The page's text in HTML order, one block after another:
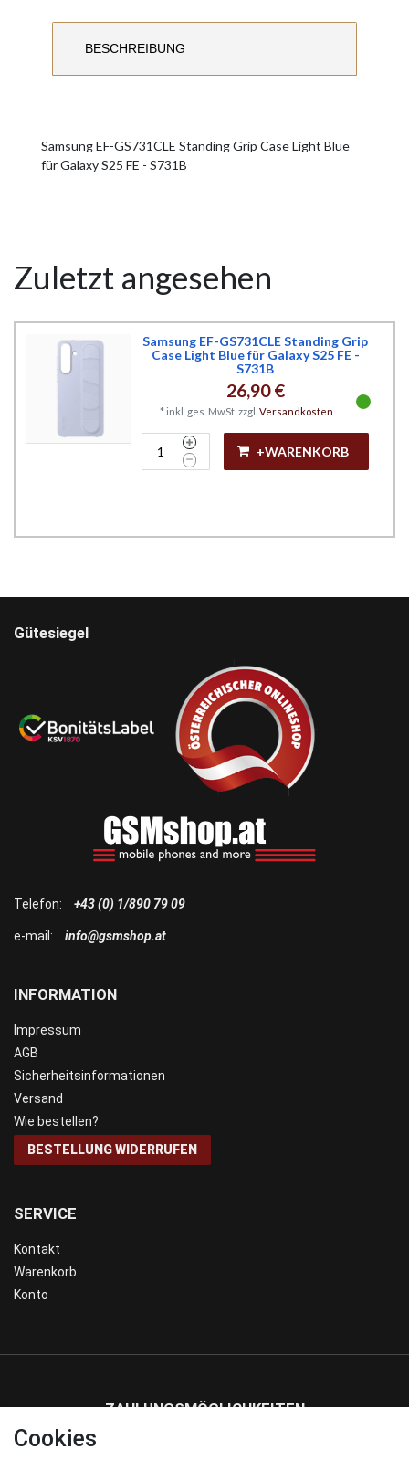
BESCHREIBUNG
Samsung EF-GS731CLE Standing Grip Case Light Blue
für Galaxy S25 FE - S731B
Zuletzt angesehen
Samsung EF-GS731CLE Standing Grip
Case Light Blue für Galaxy S25 FE -
S731B
26,90 €
* inkl. ges. MwSt. zzgl. Versandkosten
+WARENKORB
SERVICE
Kontakt
Warenkorb
Konto
INFORMATION
Impressum
AGB
Sicherheitsinformationen
Versand
Wie bestellen?
BESTELLUNG WIDERRUFEN
Telefon: +43 (0) 1/890 79 09
e-mail: info@gsmshop.at
Gütesiegel
ZAHLUNGSMÖGLICHKEITEN
Cookies